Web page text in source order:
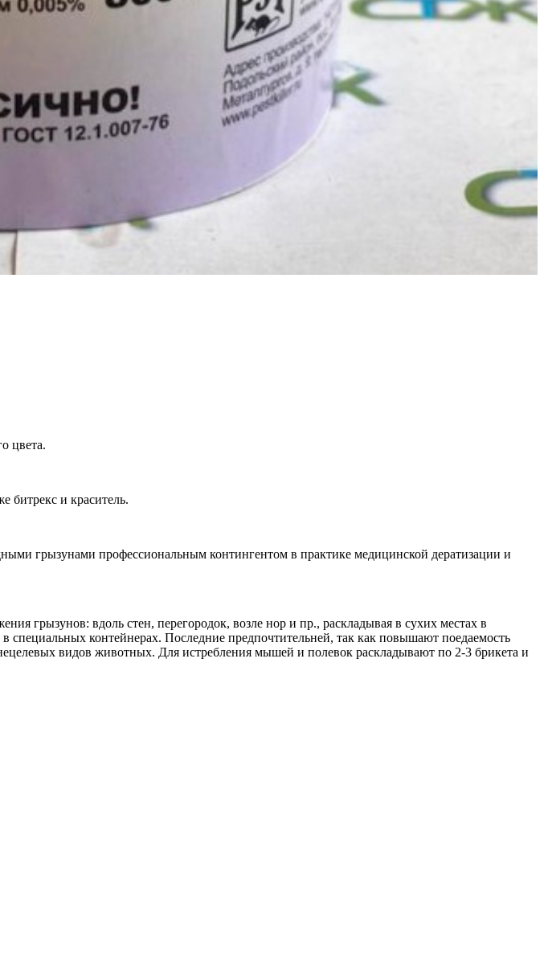
цвета.
битрекс и краситель.
грызунами профессиональным контингентом в практике медицинской дератизации и
грызунов: вдоль стен, перегородок, возле нор и пр., раскладывая в сухих местах в
контейнерах. Последние предпочтительней, так как повышают поедаемость
видов животных. Для истребления мышей и полевок раскладывают по 2-3 брикета и